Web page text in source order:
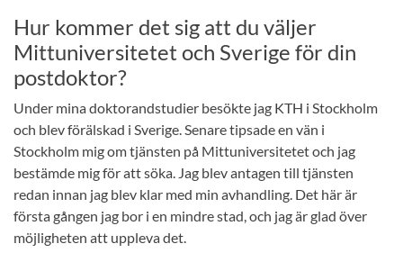
Hur kommer det sig att du väljer
Mittuniversitetet och Sverige för din
postdoktor?
Under mina doktorandstudier besökte jag KTH i Stockholm
och blev förälskad i Sverige. Senare tipsade en vän i
Stockholm mig om tjänsten på Mittuniversitetet och jag
bestämde mig för att söka. Jag blev antagen till tjänsten
redan innan jag blev klar med min avhandling. Det här är
första gången jag bor i en mindre stad, och jag är glad över
möjligheten att uppleva det.